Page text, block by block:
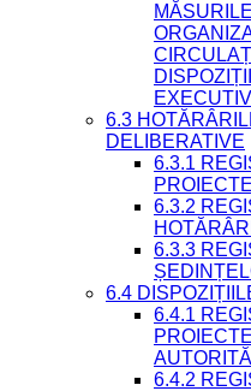
6.3
DELIBERATIVE
6.3.1
6.3.2
6.3.3
6.4
6.4.1
6.4.2